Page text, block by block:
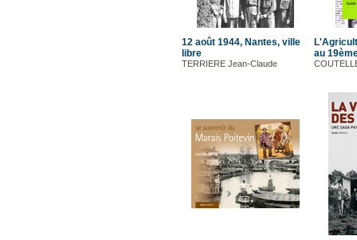
12 août 1944, Nantes, ville
libre
TERRIERE Jean-Claude
au